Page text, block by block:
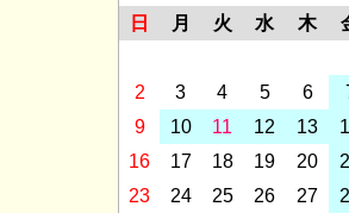
日
月 火 水 木
2
3 4 5 6
9
10 11 12 13
16
17 18 19 20
23
24 25 26 27